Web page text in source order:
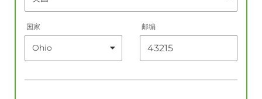
国家 邮编